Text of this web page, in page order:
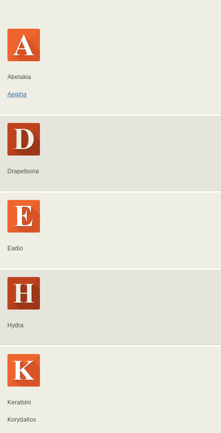
Abelakia
Aegina
Drapetsona
Eadio
Hydra
Keratsini
Korydallos